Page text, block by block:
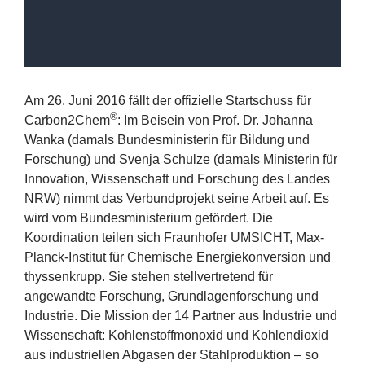
Am 26. Juni 2016 fällt der offizielle Startschuss für
Carbon2Chem®: Im Beisein von Prof. Dr. Johanna
Wanka (damals Bundesministerin für Bildung und
Forschung) und Svenja Schulze (damals Ministerin für
Innovation, Wissenschaft und Forschung des Landes
NRW) nimmt das Verbundprojekt seine Arbeit auf. Es
wird vom Bundesministerium gefördert. Die
Koordination teilen sich Fraunhofer UMSICHT, Max-
Planck-Institut für Chemische Energiekonversion und
thyssenkrupp. Sie stehen stellvertretend für
angewandte Forschung, Grundlagenforschung und
Industrie. Die Mission der 14 Partner aus Industrie und
Wissenschaft: Kohlenstoffmonoxid und Kohlendioxid
aus industriellen Abgasen der Stahlproduktion – so